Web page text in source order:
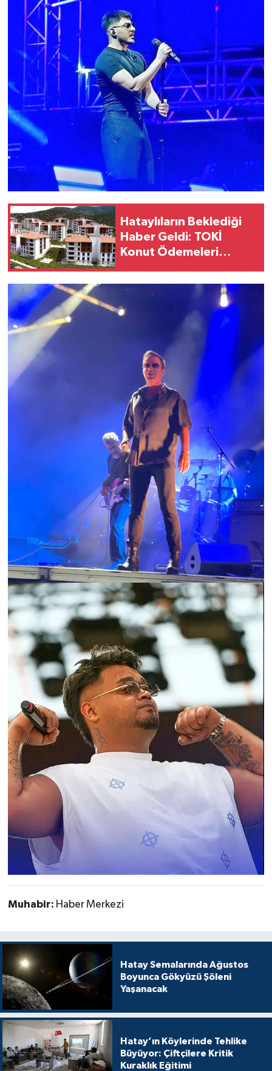
Hataylıların Beklediği
Haber Geldi: TOKİ
Konut Ödemeleri
Muhabir: Haber Merkezi
Hatay Semalarında Ağustos
Boyunca Gökyüzü Şöleni
Yaşanacak
Hatay’ın Köylerinde Tehlike
Büyüyor: Çiftçilere Kritik
Kuraklık Eğitimi